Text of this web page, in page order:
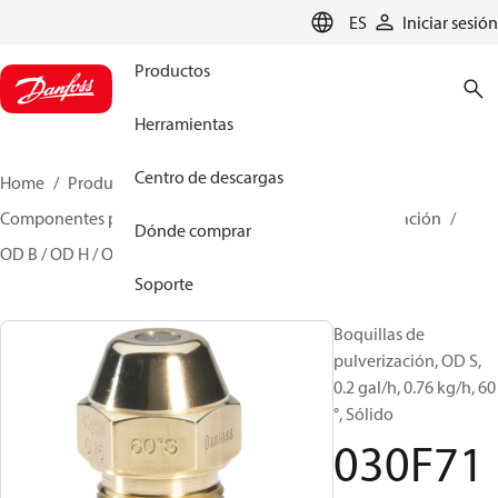
ES Iniciar sesión
Productos
Herramientas
Centro de descargas
Dónde comprar
Soporte
Home Productos
Climate Solutions for heating
Componentes para quemador
Boquillas de pulverización
OD B / OD H / OD S
Boquillas de
pulverización, OD S,
0.2 gal/h, 0.76 kg/h, 60
°, Sólido
030F71